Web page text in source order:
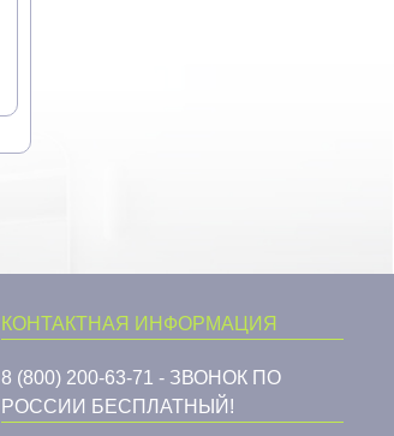
КОНТАКТНАЯ ИНФОРМАЦИЯ
8 (800) 200-63-71 - ЗВОНОК ПО
РОССИИ БЕСПЛАТНЫЙ!